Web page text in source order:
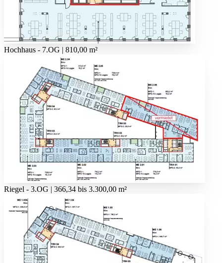
Hochhaus - 7.OG | 810,00 m²
Riegel - 3.OG | 366,34 bis 3.300,00 m²